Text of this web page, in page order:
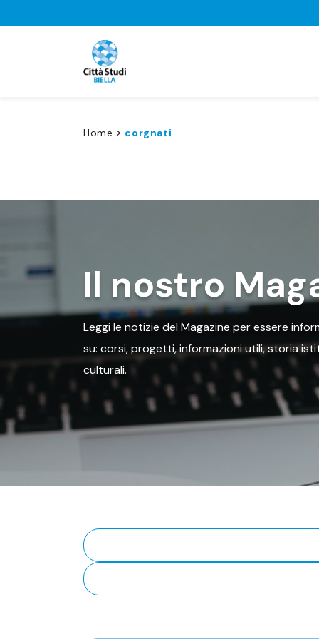
Home > corgnati
Il nostro
Leggi le notizie del Magazine per essere
su: corsi, progetti, informazioni utili, storia
culturali.